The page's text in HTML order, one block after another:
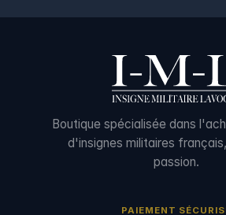
Boutique spécialisée dans
d'insignes militaires
passion.
PAIEMENT